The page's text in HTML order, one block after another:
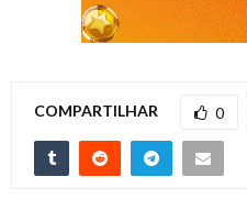
COMPARTILHAR 0